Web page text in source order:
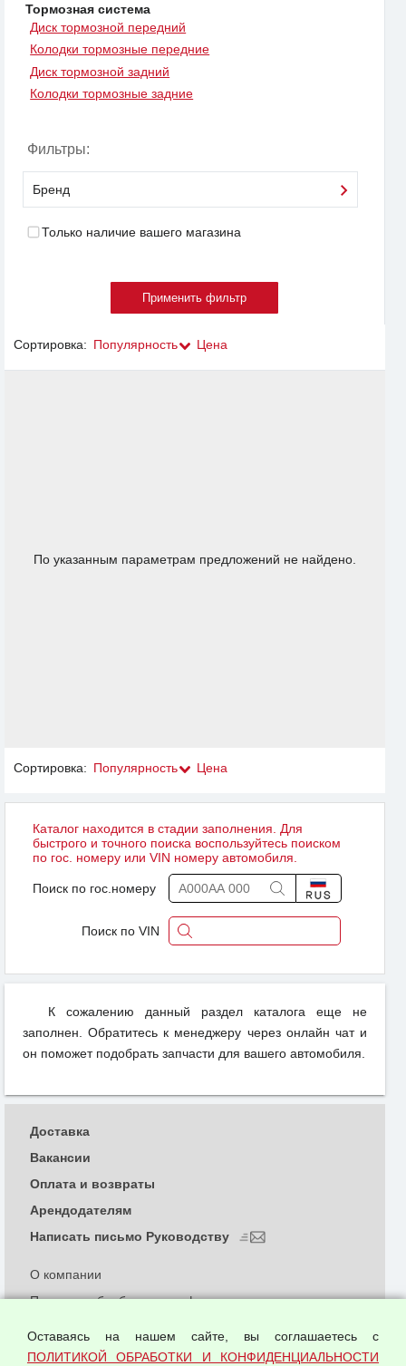
Тормозная система
Диск тормозной передний
Колодки тормозные передние
Диск тормозной задний
Колодки тормозные задние
Фильтры:
Бренд
Только наличие вашего магазина
Сортировка: Популярность Цена
По указанным параметрам предложений не найдено.
Сортировка: Популярность Цена
Каталог находится в стадии заполнения. Для
быстрого и точного поиска воспользуйтесь поиском
по гос. номеру или VIN номеру автомобиля.
Поиск по гос.номеру
Поиск по VIN
К сожалению данный раздел каталога еще не
заполнен. Обратитесь к менеджеру через онлайн чат и
он поможет подобрать запчасти для вашего автомобиля.
О компании
Политика обработки и конфиденциальности
Согласием на обработку персональных данных
Доставка
Вакансии
Оплата и возвраты
Арендодателям
Написать письмо Руководству
Оставаясь на нашем сайте, вы соглашаетесь с
ПОЛИТИКОЙ ОБРАБОТКИ И КОНФИДЕНЦИАЛЬНОСТИ